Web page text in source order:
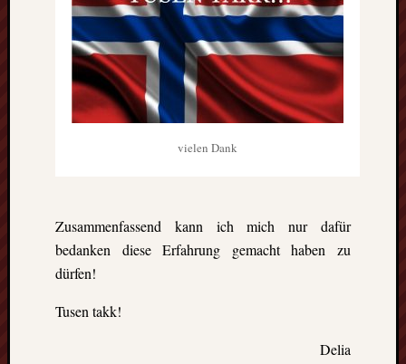
vielen Dank
Zusammenfassend kann ich mich nur dafür
bedanken diese Erfahrung gemacht haben zu
dürfen!
Tusen takk!
Delia